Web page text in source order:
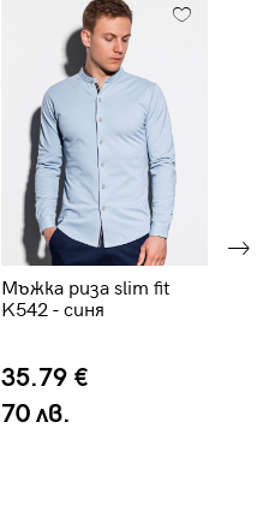
Мъжка риза slim fit
K542 - синя
35.79 €
70 лв.